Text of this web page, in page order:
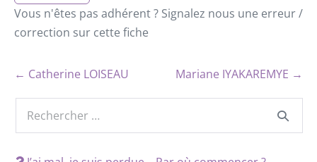
Vous n'êtes pas adhérent ? Signalez nous une erreur /
correction sur cette fiche
← Catherine LOISEAU Mariane IYAKAREMYE →